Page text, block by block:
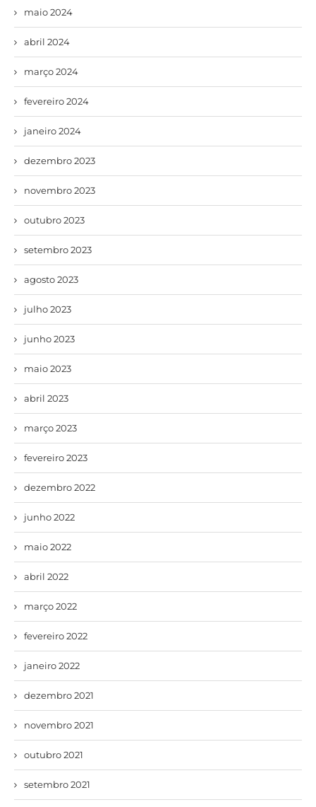
maio 2024
abril 2024
março 2024
fevereiro 2024
janeiro 2024
dezembro 2023
novembro 2023
outubro 2023
setembro 2023
agosto 2023
julho 2023
junho 2023
maio 2023
abril 2023
março 2023
fevereiro 2023
dezembro 2022
junho 2022
maio 2022
abril 2022
março 2022
fevereiro 2022
janeiro 2022
dezembro 2021
novembro 2021
outubro 2021
setembro 2021